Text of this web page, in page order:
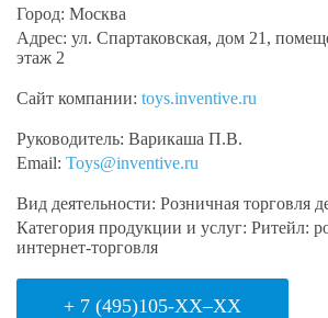
Город: Москва
Адрес: ул. Спартаковская, дом 21,
этаж 2
Сайт компании: toys.inventive.ru
Руководитель: Варикаша П.В.
Email: Toys@inventive.ru
Вид деятельности: Розничная торговля
Категория продукции и услуг: Ритейл:
интернет-торговля
+ 7 (495)105-XX–XX